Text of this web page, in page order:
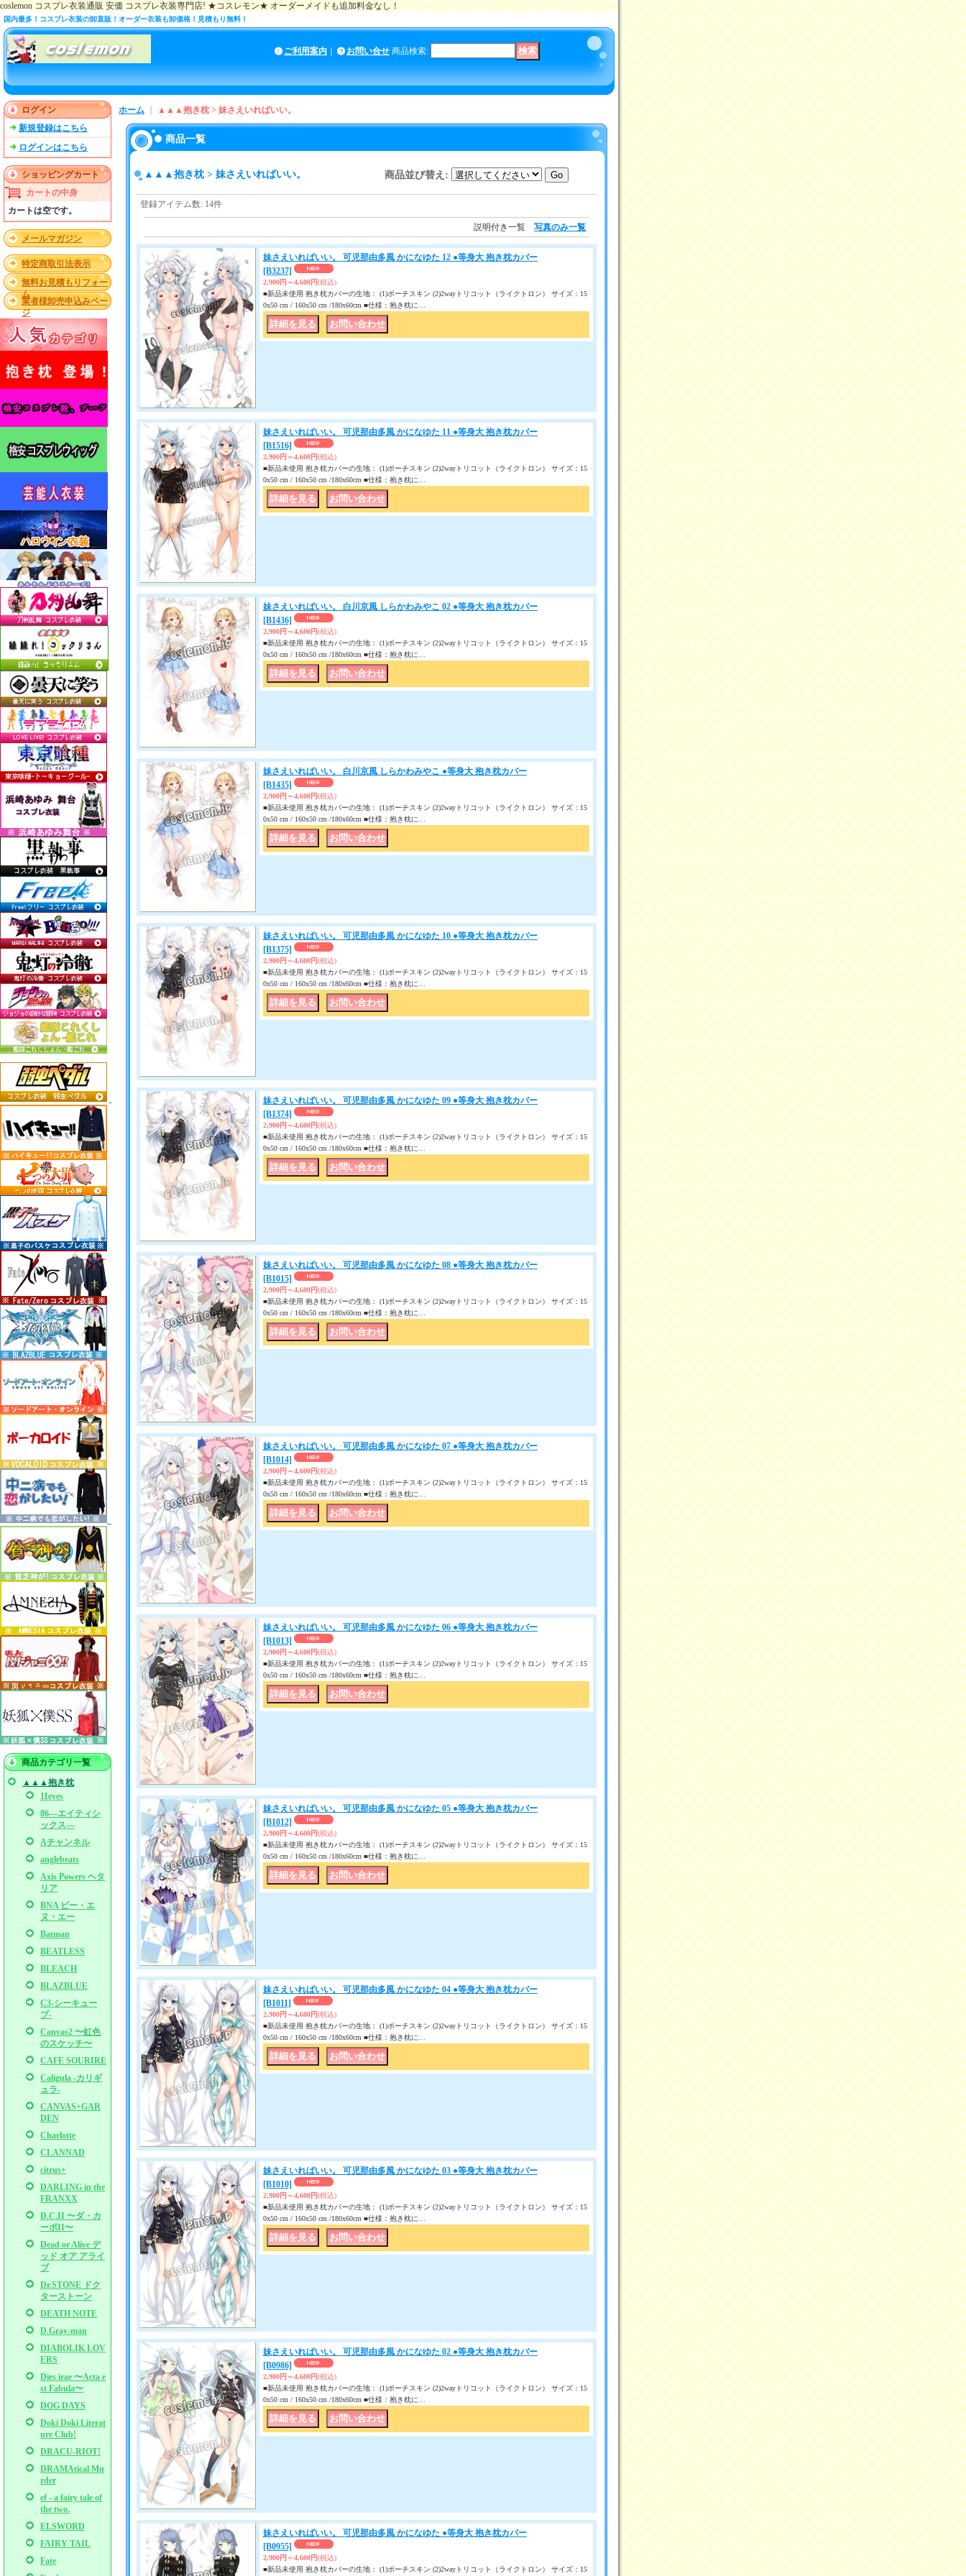
coslemon コスプレ衣装通販 安価 コスプレ衣装専門店! ★コスレモン★ オーダーメイドも追加料金なし！
国内最多！コスプレ衣装の卸直販！オーダー衣装も卸価格！見積もり無料！
ご利用案内 お問い合せ 商品検索:
ログイン
新規登録はこちら
ログインはこちら
ショッピングカート
カートの中身
カートは空です。
メールマガジン
特定商取引法表示
無料お見積もりフォー
ム
業者様卸売申込みペー
ジ
商品カテゴリ一覧
▲▲▲抱き枕
11eyes
86―エイティシ
ックス―
Aチャンネル
anglebeats
Axis Powers ヘタ
リア
BNA ビー・エ
ヌ・エー
Batman
BEATLESS
BLEACH
BLAZBLUE
C3-シーキュー
ブ-
Canvas2 〜虹色
のスケッチ〜
CAFE SOURIRE
Caligula -カリギ
ュラ-
CANVAS+GAR
DEN
Charlotte
CLANNAD
citrus+
DARLING in the
FRANXX
D.C.II 〜ダ・カ
ーポII〜
Dead or Alive デ
ッド オア アライ
ブ
Dr.STONE ドク
ターストーン
DEATH NOTE
D.Gray-man
DIABOLIK LOV
ERS
Dies irae 〜Acta e
st Fabula〜
DOG DAYS
Doki Doki Literat
ure Club!
DRACU-RIOT!
DRAMAtical Mu
rder
ef - a fairy tale of
the two.
ELSWORD
FAIRY TAIL
Fate
ホーム ▲▲▲抱き枕 > 妹さえいればいい。
商品一覧
▲▲▲抱き枕 > 妹さえいればいい。 商品並び替え :
登録アイテム数: 14件
説明付き一覧 写真のみ一覧
妹さえいればいい。 可児那由多風 かになゆた 12 ●等身大 抱き枕カバー
[B3237]
2,900円～4,600円(税込)
■新品未使用 抱き枕カバーの生地： (1)ポーチスキン (2)2wayトリコット（ライクトロン） サイズ：15
0x50 cm / 160x50 cm /180x60cm ■仕様：抱き枕に…
妹さえいればいい。 可児那由多風 かになゆた 11 ●等身大 抱き枕カバー
[B1516]
2,900円～4,600円(税込)
■新品未使用 抱き枕カバーの生地： (1)ポーチスキン (2)2wayトリコット（ライクトロン） サイズ：15
0x50 cm / 160x50 cm /180x60cm ■仕様：抱き枕に…
妹さえいればいい。 白川京風 しらかわみやこ 02 ●等身大 抱き枕カバー
[B1436]
2,900円～4,600円(税込)
■新品未使用 抱き枕カバーの生地： (1)ポーチスキン (2)2wayトリコット（ライクトロン） サイズ：15
0x50 cm / 160x50 cm /180x60cm ■仕様：抱き枕に…
妹さえいればいい。 白川京風 しらかわみやこ ●等身大 抱き枕カバー
[B1435]
2,900円～4,600円(税込)
■新品未使用 抱き枕カバーの生地： (1)ポーチスキン (2)2wayトリコット（ライクトロン） サイズ：15
0x50 cm / 160x50 cm /180x60cm ■仕様：抱き枕に…
妹さえいればいい。 可児那由多風 かになゆた 10 ●等身大 抱き枕カバー
[B1375]
2,900円～4,600円(税込)
■新品未使用 抱き枕カバーの生地： (1)ポーチスキン (2)2wayトリコット（ライクトロン） サイズ：15
0x50 cm / 160x50 cm /180x60cm ■仕様：抱き枕に…
妹さえいればいい。 可児那由多風 かになゆた 09 ●等身大 抱き枕カバー
[B1374]
2,900円～4,600円(税込)
■新品未使用 抱き枕カバーの生地： (1)ポーチスキン (2)2wayトリコット（ライクトロン） サイズ：15
0x50 cm / 160x50 cm /180x60cm ■仕様：抱き枕に…
妹さえいればいい。 可児那由多風 かになゆた 08 ●等身大 抱き枕カバー
[B1015]
2,900円～4,600円(税込)
■新品未使用 抱き枕カバーの生地： (1)ポーチスキン (2)2wayトリコット（ライクトロン） サイズ：15
0x50 cm / 160x50 cm /180x60cm ■仕様：抱き枕に…
妹さえいればいい。 可児那由多風 かになゆた 07 ●等身大 抱き枕カバー
[B1014]
2,900円～4,600円(税込)
■新品未使用 抱き枕カバーの生地： (1)ポーチスキン (2)2wayトリコット（ライクトロン） サイズ：15
0x50 cm / 160x50 cm /180x60cm ■仕様：抱き枕に…
妹さえいればいい。 可児那由多風 かになゆた 06 ●等身大 抱き枕カバー
[B1013]
2,900円～4,600円(税込)
■新品未使用 抱き枕カバーの生地： (1)ポーチスキン (2)2wayトリコット（ライクトロン） サイズ：15
0x50 cm / 160x50 cm /180x60cm ■仕様：抱き枕に…
妹さえいればいい。 可児那由多風 かになゆた 05 ●等身大 抱き枕カバー
[B1012]
2,900円～4,600円(税込)
■新品未使用 抱き枕カバーの生地： (1)ポーチスキン (2)2wayトリコット（ライクトロン） サイズ：15
0x50 cm / 160x50 cm /180x60cm ■仕様：抱き枕に…
妹さえいればいい。 可児那由多風 かになゆた 04 ●等身大 抱き枕カバー
[B1011]
2,900円～4,600円(税込)
■新品未使用 抱き枕カバーの生地： (1)ポーチスキン (2)2wayトリコット（ライクトロン） サイズ：15
0x50 cm / 160x50 cm /180x60cm ■仕様：抱き枕に…
妹さえいればいい。 可児那由多風 かになゆた 03 ●等身大 抱き枕カバー
[B1010]
2,900円～4,600円(税込)
■新品未使用 抱き枕カバーの生地： (1)ポーチスキン (2)2wayトリコット（ライクトロン） サイズ：15
0x50 cm / 160x50 cm /180x60cm ■仕様：抱き枕に…
妹さえいればいい。 可児那由多風 かになゆた 02 ●等身大 抱き枕カバー
[B0986]
2,900円～4,600円(税込)
■新品未使用 抱き枕カバーの生地： (1)ポーチスキン (2)2wayトリコット（ライクトロン） サイズ：15
0x50 cm / 160x50 cm /180x60cm ■仕様：抱き枕に…
妹さえいればいい。 可児那由多風 かになゆた ●等身大 抱き枕カバー
[B0955]
2,900円～4,600円(税込)
■新品未使用 抱き枕カバーの生地： (1)ポーチスキン (2)2wayトリコット（ライクトロン） サイズ：15